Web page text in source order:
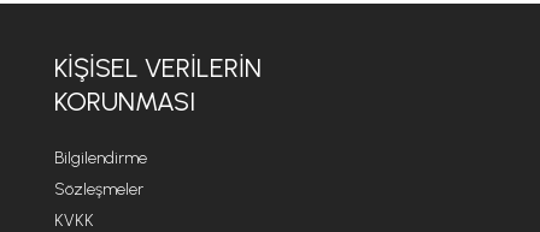
KİŞİSEL VERİLERİN
KORUNMASI
Bilgilendirme
Sözleşmeler
KVKK